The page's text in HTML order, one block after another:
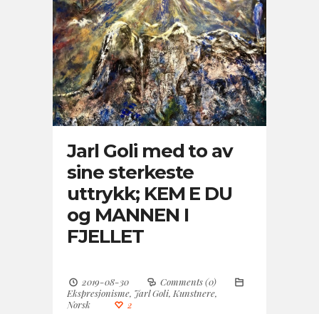
Jarl Goli med to av
sine sterkeste
uttrykk; KEM E DU
og MANNEN I
FJELLET
2019-08-30
Comments (0)
Ekspresjonisme, Jarl Goli, Kunstnere,
Norsk
2